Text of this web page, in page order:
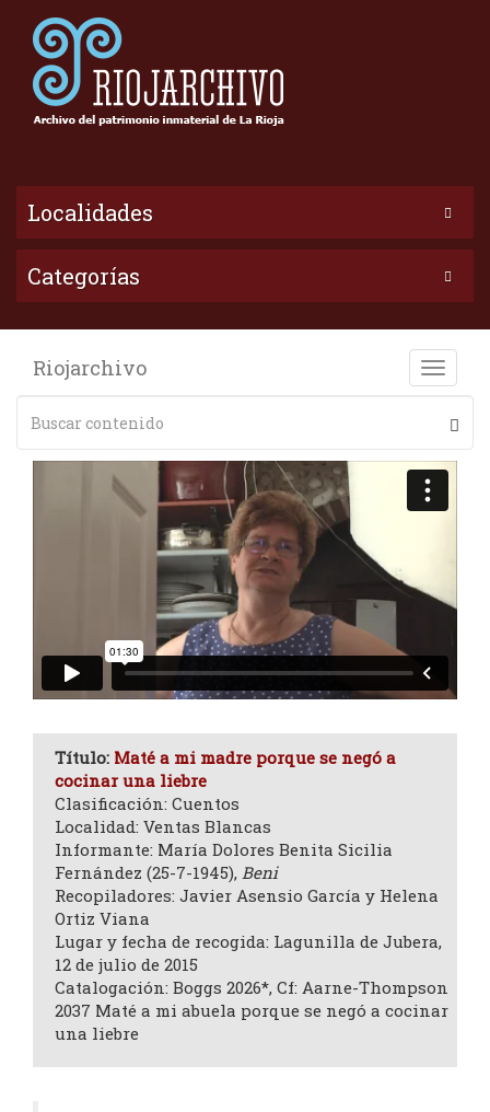
Localidades
Categorías
Toggle
Riojarchivo
Título: Maté a mi madre porque se negó a
cocinar una liebre
Clasificación: Cuentos
Localidad: Ventas Blancas
Informante: María Dolores Benita Sicilia
Fernández (25-7-1945), Beni
Recopiladores: Javier Asensio García y Helena
Ortiz Viana
Lugar y fecha de recogida: Lagunilla de Jubera,
12 de julio de 2015
Catalogación: Boggs 2026*, Cf: Aarne-Thompson
2037 Maté a mi abuela porque se negó a cocinar
una liebre